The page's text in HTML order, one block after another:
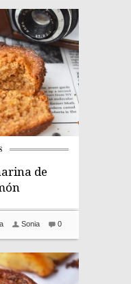
de
0
Sonia